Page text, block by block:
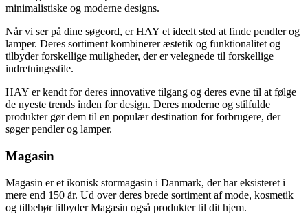
minimalistiske og moderne designs.
Når vi ser på dine søgeord, er HAY et ideelt sted at finde pendler og
lamper. Deres sortiment kombinerer æstetik og funktionalitet og
tilbyder forskellige muligheder, der er velegnede til forskellige
indretningsstile.
HAY er kendt for deres innovative tilgang og deres evne til at følge
de nyeste trends inden for design. Deres moderne og stilfulde
produkter gør dem til en populær destination for forbrugere, der
søger pendler og lamper.
Magasin
Magasin er et ikonisk stormagasin i Danmark, der har eksisteret i
mere end 150 år. Ud over deres brede sortiment af mode, kosmetik
og tilbehør tilbyder Magasin også produkter til dit hjem.